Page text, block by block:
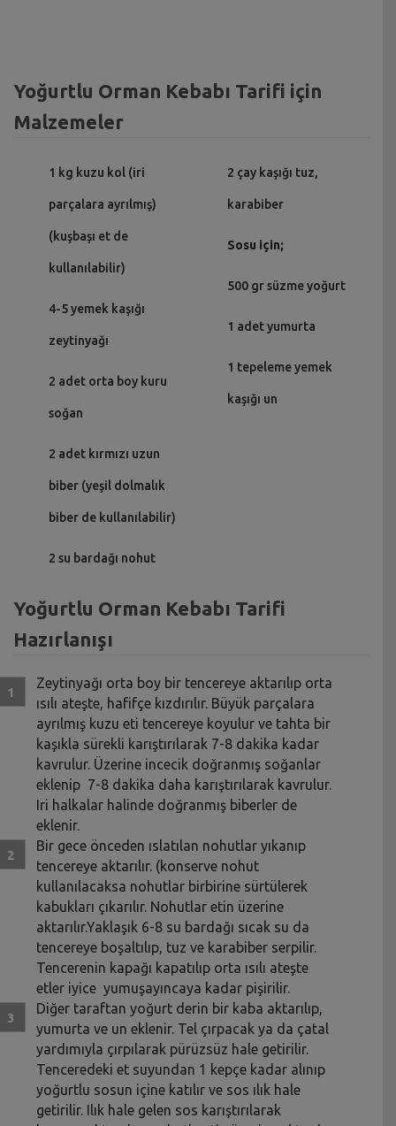
Yoğurtlu Orman Kebabı Tarifi için
Malzemeler
1 kg kuzu kol (iri
parçalara ayrılmış)
(kuşbaşı et de
kullanılabilir)
4-5 yemek kaşığı
zeytinyağı
2 adet orta boy kuru
soğan
2 adet kırmızı uzun
biber (yeşil dolmalık
biber de kullanılabilir)
2 su bardağı nohut
2 çay kaşığı tuz,
karabiber
Sosu için;
500 gr süzme yoğurt
1 adet yumurta
1 tepeleme yemek
kaşığı un
Yoğurtlu Orman Kebabı Tarifi
Hazırlanışı
Zeytinyağı orta boy bir tencereye aktarılıp orta
ısılı ateşte, hafifçe kızdırılır. Büyük parçalara
ayrılmış kuzu eti tencereye koyulur ve tahta bir
kaşıkla sürekli karıştırılarak 7-8 dakika kadar
kavrulur. Üzerine incecik doğranmış soğanlar
eklenip 7-8 dakika daha karıştırılarak kavrulur.
Iri halkalar halinde doğranmış biberler de
eklenir.
Bir gece önceden ıslatılan nohutlar yıkanıp
tencereye aktarılır. (konserve nohut
kullanılacaksa nohutlar birbirine sürtülerek
kabukları çıkarılır. Nohutlar etin üzerine
aktarılır.Yaklaşık 6-8 su bardağı sıcak su da
tencereye boşaltılıp, tuz ve karabiber serpilir.
Tencerenin kapağı kapatılıp orta ısılı ateşte
etler iyice yumuşayıncaya kadar pişirilir.
Diğer taraftan yoğurt derin bir kaba aktarılıp,
yumurta ve un eklenir. Tel çırpacak ya da çatal
yardımıyla çırpılarak pürüzsüz hale getirilir.
Tenceredeki et suyundan 1 kepçe kadar alınıp
yoğurtlu sosun içine katılır ve sos ılık hale
getirilir. Ilık hale gelen sos karıştırılarak